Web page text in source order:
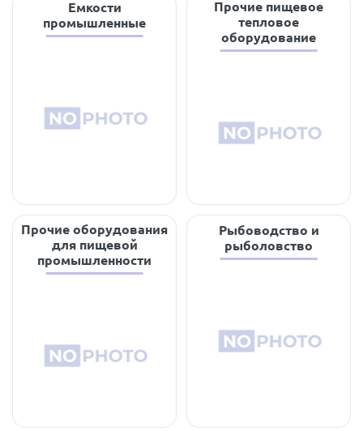
Емкости
промышленные
Прочие пищевое
тепловое
оборудование
Прочие оборудования
для пищевой
промышленности
Рыбоводство и
рыболовство